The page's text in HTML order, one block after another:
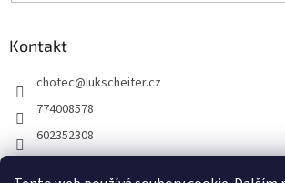
Kontakt
chotec@lukscheiter.cz
774008578
602352308
https://www.facebook.com/kytkychotec